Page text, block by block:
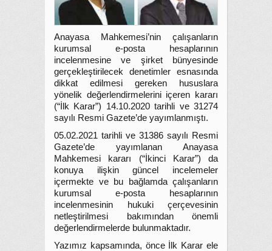
Anayasa Mahkemesi’nin çalışanların
kurumsal e-posta hesaplarının
incelenmesine ve şirket bünyesinde
gerçekleştirilecek denetimler esnasında
dikkat edilmesi gereken hususlara
yönelik değerlendirmelerini içeren kararı
(“İlk Karar”) 14.10.2020 tarihli ve 31274
sayılı Resmi Gazete’de yayımlanmıştı.
05.02.2021 tarihli ve 31386 sayılı Resmi
Gazete’de yayımlanan Anayasa
Mahkemesi kararı (“İkinci Karar”) da
konuya ilişkin güncel incelemeler
içermekte ve bu bağlamda çalışanların
kurumsal e-posta hesaplarının
incelenmesinin hukuki çerçevesinin
netleştirilmesi bakımından önemli
değerlendirmelerde bulunmaktadır.
Yazımız kapsamında, önce İlk Karar ele